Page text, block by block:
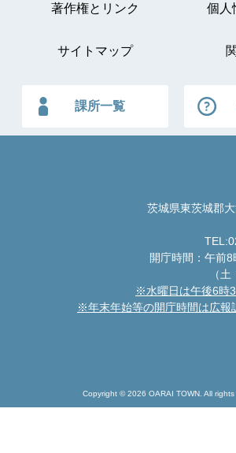
著作権とリンク 個人
サイトマップ
課所一覧
茨城県東茨城郡
開庁時間：午前
（
※水曜日は午後6時
※年末年始等の開庁時間は広報
Copyright © 2026 OARAI TOWN. All rights